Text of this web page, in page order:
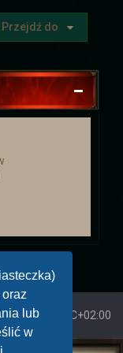
lub
w
zostało
tam
grudnia
Przejdź do
czasowa UTC+02:00